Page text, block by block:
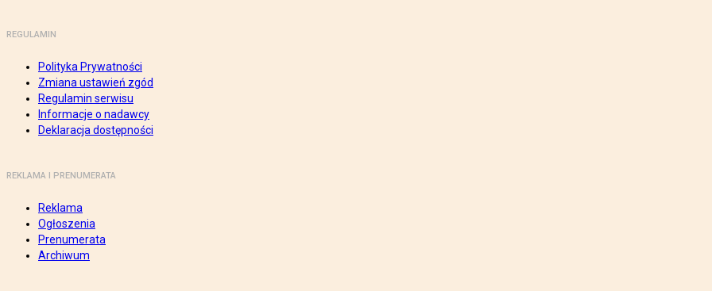
REGULAMIN
Polityka Prywatności
Zmiana ustawień zgód
Regulamin serwisu
Informacje o nadawcy
Deklaracja dostępności
REKLAMA I PRENUMERATA
Reklama
Ogłoszenia
Prenumerata
Archiwum